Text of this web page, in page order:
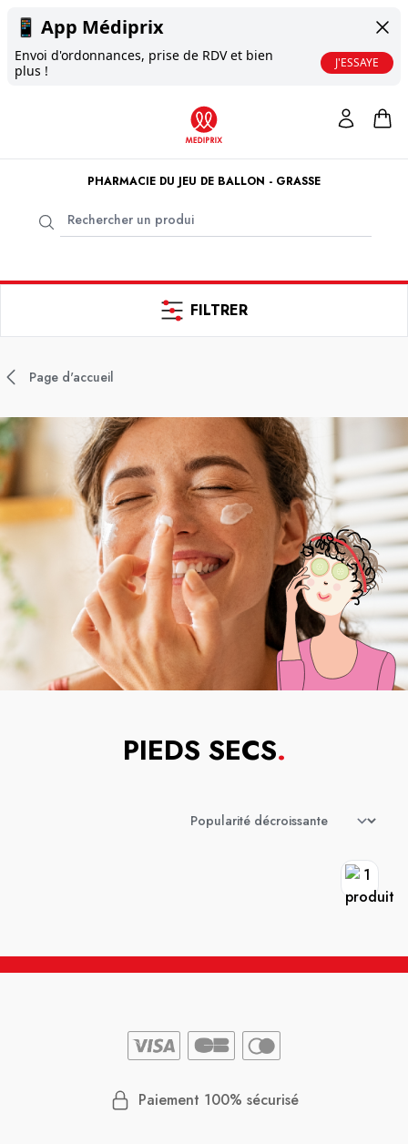
📱 App Médiprix
Envoi d'ordonnances, prise de RDV et bien
plus !
J'ESSAYE
PHARMACIE DU JEU DE BALLON - GRASSE
FILTRER
Page d'accueil
PIEDS SECS.
Paiement 100% sécurisé